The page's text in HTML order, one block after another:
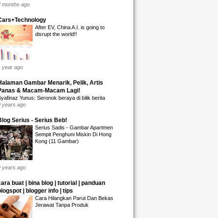
months ago
After EV, China A.I. is going to
disrupt the world!!
year ago
Gambar Menarik, Pelik, Artis
& Macam-Macam Lagi!
Yunus: Seronok beraya di bilik berita
years ago
Serius - Serius Beb!
Serius Sadis - Gambar Apartmen
Sempit Penghuni Miskin Di Hong
Kong (11 Gambar)
years ago
buat | bina blog | tutorial | panduan
| blogger info | tips
Cara Hilangkan Parut Dan Bekas
Jerawat Tanpa Produk